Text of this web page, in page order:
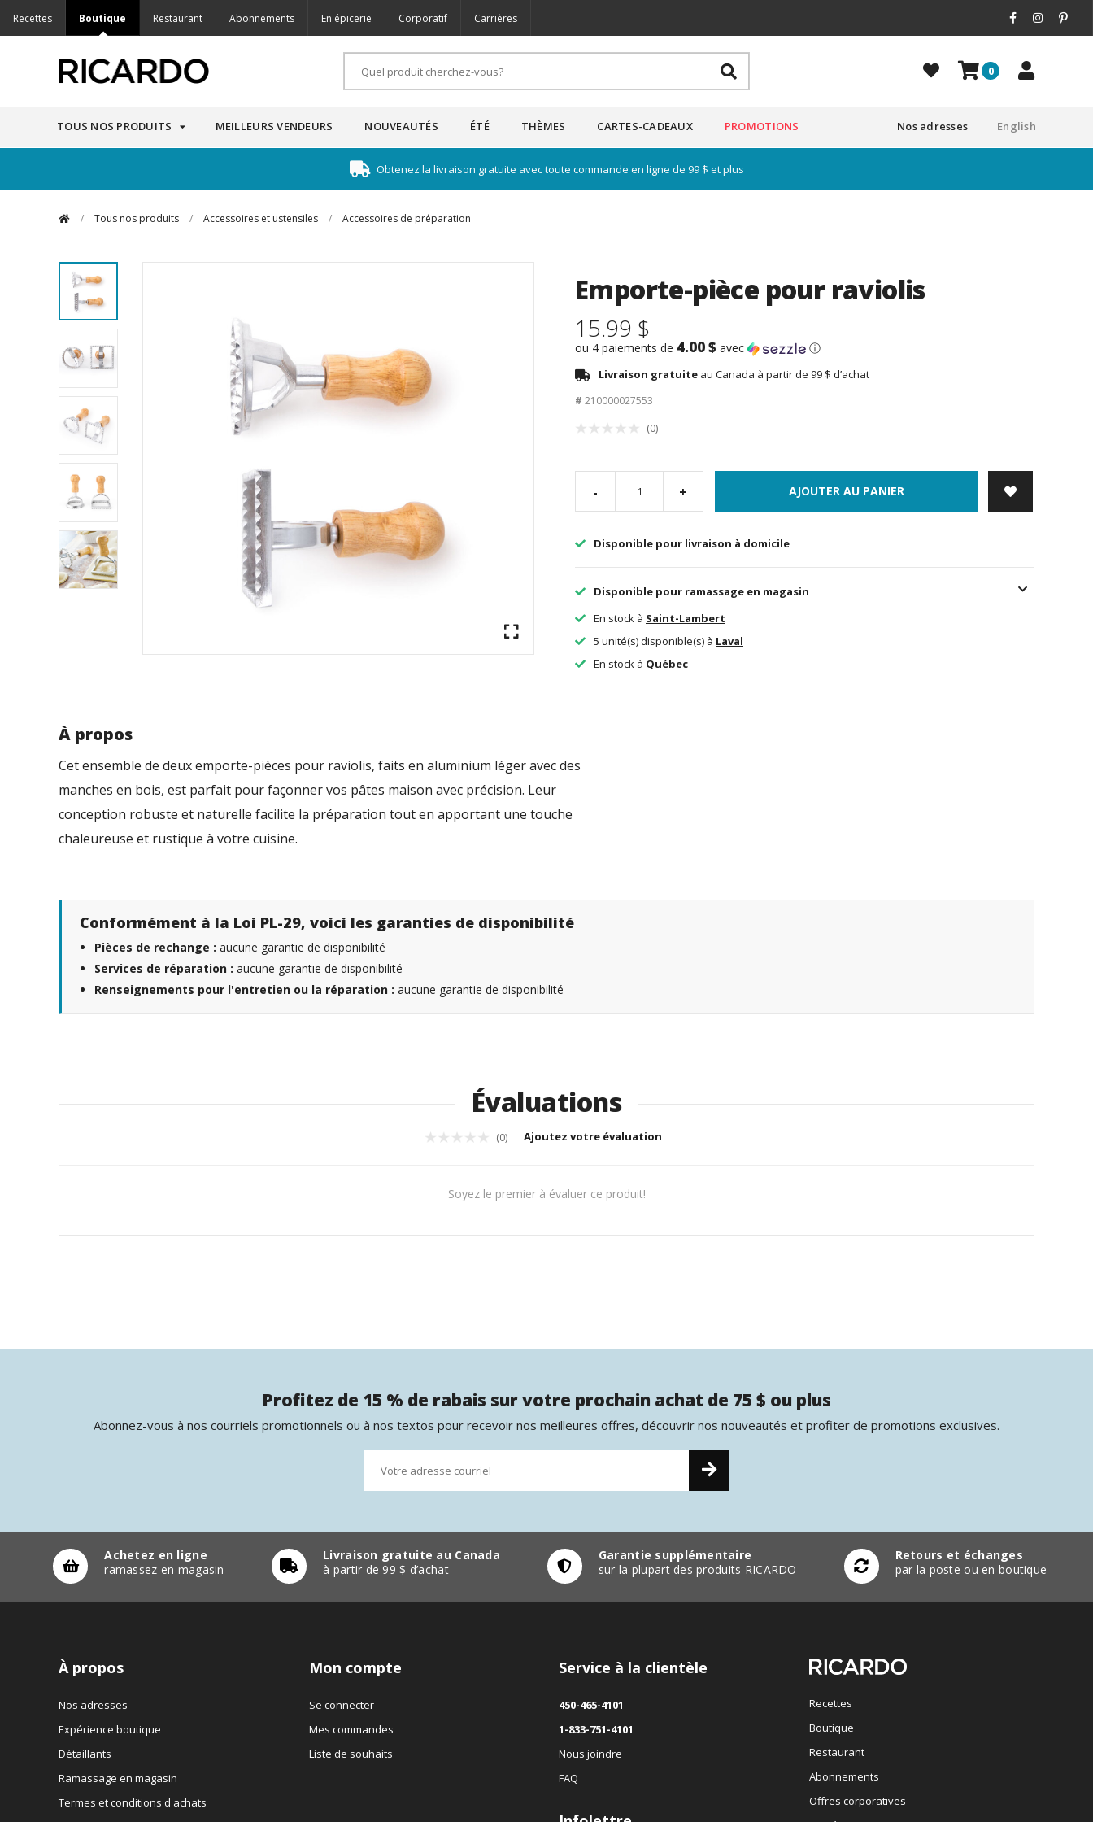
Recettes Boutique Restaurant Abonnements En épicerie Corporatif Carrières
0
TOUS NOS PRODUITS MEILLEURS VENDEURS NOUVEAUTÉS ÉTÉ THÈMES CARTES-CADEAUX PROMOTIONS English
Nos adresses
Obtenez la livraison gratuite avec toute commande en ligne de 99 $ et plus
/ Tous nos produits / Accessoires et ustensiles / Accessoires de préparation
Emporte-pièce pour raviolis
15.99 $
ou 4 paiements de 4.00 $ avec ⓘ
Livraison gratuite au Canada à partir de 99 $ d’achat
# 210000027553
(0)
- + AJOUTER AU PANIER
Disponible pour livraison à domicile
Disponible pour ramassage en magasin
En stock à Saint-Lambert
5 unité(s) disponible(s) à Laval
En stock à Québec
À propos
Cet ensemble de deux emporte-pièces pour raviolis, faits en aluminium léger avec des
manches en bois, est parfait pour façonner vos pâtes maison avec précision. Leur
conception robuste et naturelle facilite la préparation tout en apportant une touche
chaleureuse et rustique à votre cuisine.
Conformément à la Loi PL-29, voici les garanties de disponibilité
Pièces de rechange : aucune garantie de disponibilité
Services de réparation : aucune garantie de disponibilité
Renseignements pour l'entretien ou la réparation : aucune garantie de disponibilité
Évaluations
(0) Ajoutez votre évaluation
Soyez le premier à évaluer ce produit!
Profitez de 15 % de rabais sur votre prochain achat de 75 $ ou plus
Abonnez-vous à nos courriels promotionnels ou à nos textos pour recevoir nos meilleures offres, découvrir nos nouveautés et profiter de promotions exclusives.
Achetez en ligne
ramassez en magasin
Livraison gratuite au Canada
à partir de 99 $ d’achat
Garantie supplémentaire
sur la plupart des produits RICARDO
Retours et échanges
par la poste ou en boutique
À propos
Nos adresses
Expérience boutique
Détaillants
Ramassage en magasin
Termes et conditions d'achats
Mon compte
Se connecter
Mes commandes
Liste de souhaits
Service à la clientèle
450-465-4101
1-833-751-4101
Nous joindre
FAQ
Recettes
Boutique
Restaurant
Abonnements
Offres corporatives